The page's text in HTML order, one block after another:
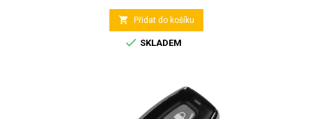
 Přidat do košíku
 SKLADEM